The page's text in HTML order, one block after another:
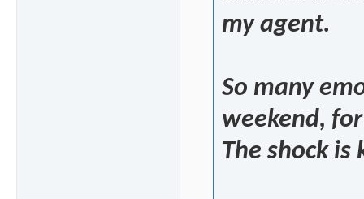
my agent.
So many
weekend,
The shock is